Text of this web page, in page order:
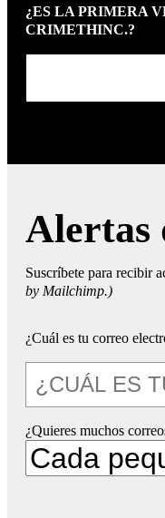
¿ES LA PRIMERA
CRIMETHINC.?
Alertas
Suscríbete para recibir
by Mailchimp.)
¿Cuál es tu correo
¿Quieres muchos